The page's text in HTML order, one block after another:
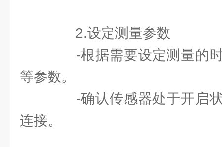
2.设定测量参数
-根据需要设定测量的时
等参数。
-确认传感器处于开启状
连接。